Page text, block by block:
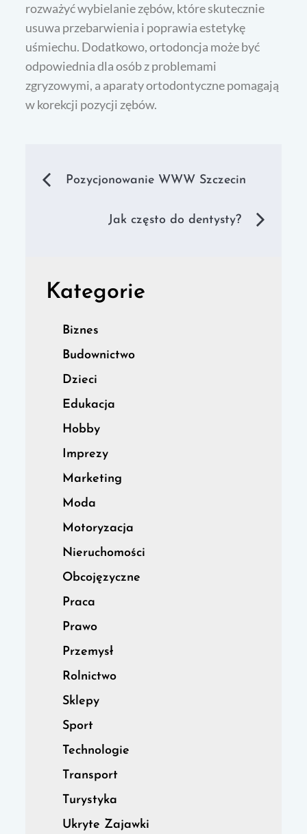
rozważyć wybielanie zębów, które skutecznie
usuwa przebarwienia i poprawia estetykę
uśmiechu. Dodatkowo, ortodoncja może być
odpowiednia dla osób z problemami
zgryzowymi, a aparaty ortodontyczne pomagają
w korekcji pozycji zębów.
Nawigacja
wpisu
Pozycjonowanie WWW Szczecin
Jak często do dentysty?
Kategorie
Biznes
Budownictwo
Dzieci
Edukacja
Hobby
Imprezy
Marketing
Moda
Motoryzacja
Nieruchomości
Obcojęzyczne
Praca
Prawo
Przemysł
Rolnictwo
Sklepy
Sport
Technologie
Transport
Turystyka
Ukryte Zajawki